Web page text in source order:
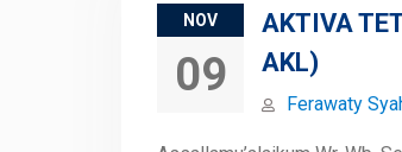
NOV
09
AKTIVA
AKL)
Ferawaty